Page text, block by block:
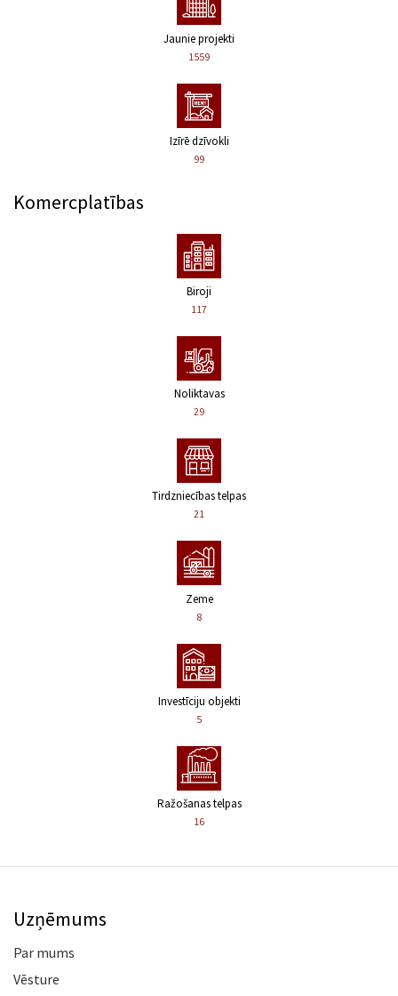
Jaunie projekti
1559
Izīrē dzīvokli
99
Komercplatības
Biroji
117
Noliktavas
29
Tirdzniecības telpas
21
Zeme
8
Investīciju objekti
5
Ražošanas telpas
16
Uzņēmums
Par mums
Vēsture